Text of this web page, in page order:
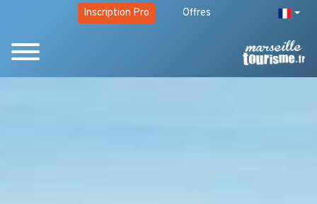
Inscription Pro Offres